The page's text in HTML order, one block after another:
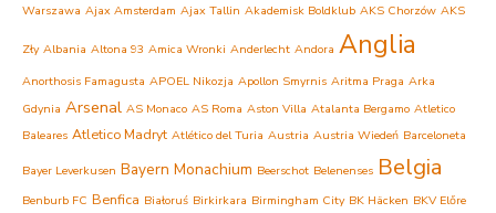
Warszawa Ajax Amsterdam Ajax Tallin Akademisk Boldklub AKS Chorzów AKS
Zły Albania Altona 93 Amica Wronki Anderlecht Andora Anglia
Anorthosis Famagusta APOEL Nikozja Apollon Smyrnis Aritma Praga Arka
Gdynia Arsenal AS Monaco AS Roma Aston Villa Atalanta Bergamo Atletico
Baleares Atletico Madryt Atlético del Turia Austria Austria Wiedeń Barceloneta
Bayer Leverkusen Bayern Monachium Beerschot Belenenses Belgia
Benburb FC Benfica Białoruś Birkirkara Birmingham City BK Häcken BKV Előre